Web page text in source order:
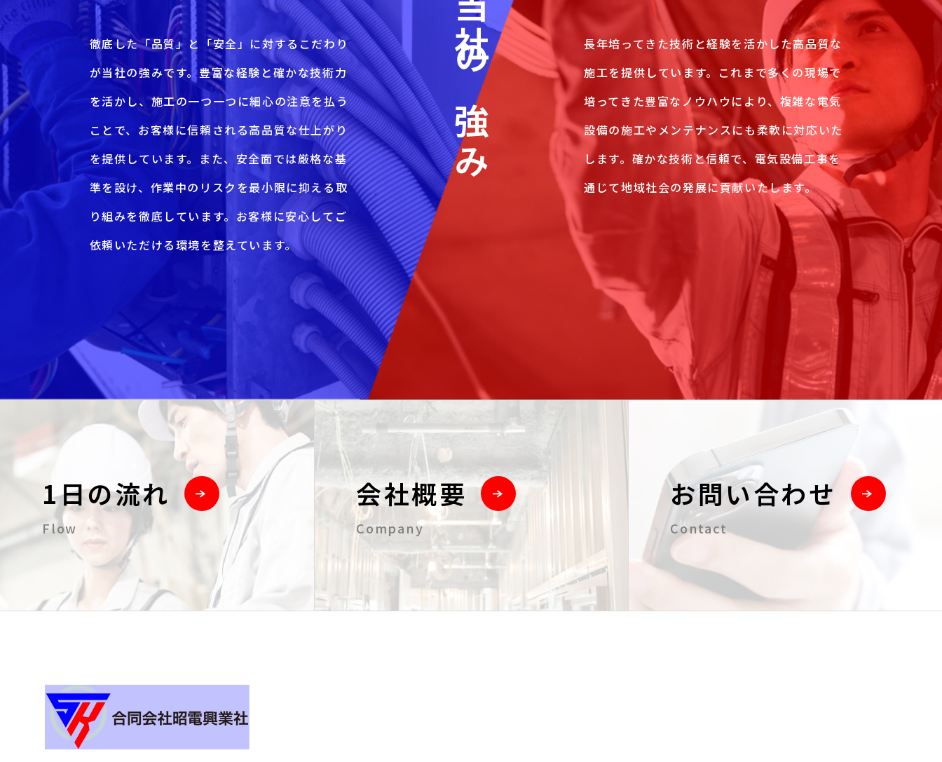
徹底した「品質」と「安全」に対するこだわり
が当社の強みです。豊富な経験と確かな技術力
を活かし、施工の一つ一つに細心の注意を払う
ことで、お客様に信頼される高品質な仕上がり
を提供しています。また、安全面では厳格な基
準を設け、作業中のリスクを最小限に抑える取
り組みを徹底しています。お客様に安心してご
依頼いただける環境を整えています。
当社の強み
長年培ってきた技術と経験を活かした高品質な
施工を提供しています。これまで多くの現場で
培ってきた豊富なノウハウにより、複雑な電気
設備の施工やメンテナンスにも柔軟に対応いた
します。確かな技術と信頼で、電気設備工事を
通じて地域社会の発展に貢献いたします。
1日の流れ
Flow
会社概要
Company
お問い合わせ
Contact